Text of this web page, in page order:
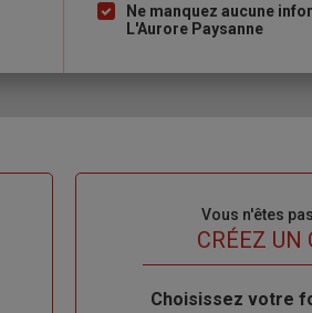
Ne manquez aucune
L'Aurore Paysanne
Vous n'êtes
TITRECRÉEZ UN
Body
Choisissez votre